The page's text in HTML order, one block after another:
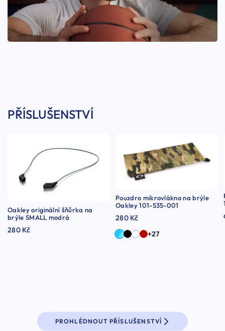
PŘÍSLUŠENSTVÍ
Oakley originální šňůrka na
brýle SMALL modrá
280 Kč
Pouzdro mikrovlákno na brýle
Oakley 101-535-001
280 Kč
+27
PROHLÉDNOUT PŘÍSLUŠENSTVÍ